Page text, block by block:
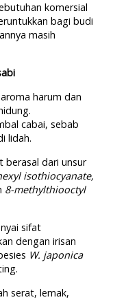
komersial
bagi budi
masih
harum dan
cabai, sebab
lidah.
berasal dari unsur
isothiocyanate,
8-methylthiooctyl
sifat
dengan irisan
W. japonica
serat, lemak,